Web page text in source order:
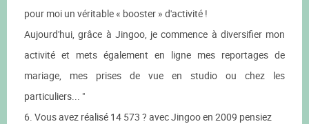
pour moi un véritable « booster » d'activité !
Aujourd'hui, grâce à Jingoo, je commence à diversifier mon
activité et mets également en ligne mes reportages de
mariage, mes prises de vue en studio ou chez les
particuliers... "
6. Vous avez réalisé 14 573 ? avec Jingoo en 2009 pensiez